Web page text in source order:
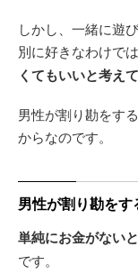
しかし、一緒に遊
別に好きなわけで
くてもいいと考え
男性が割り勘をす
からなのです。
男性が割り勘を
単純にお金がない
です。